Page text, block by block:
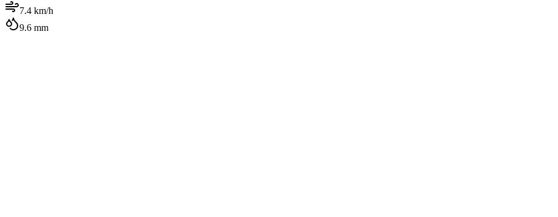
7.4 km/h
9.6 mm